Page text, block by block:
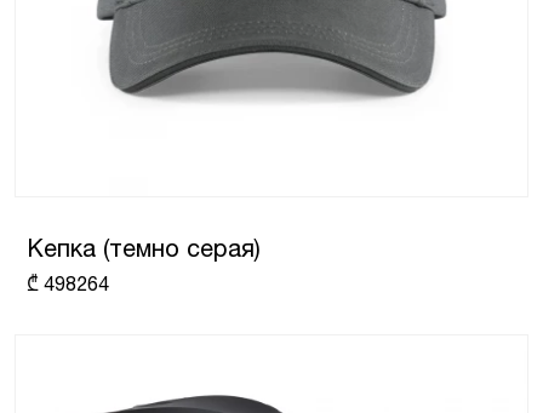
Кепка (темно серая)
₾ 498264